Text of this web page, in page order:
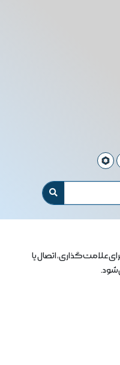
علامت‌گذاری، اتصال یا